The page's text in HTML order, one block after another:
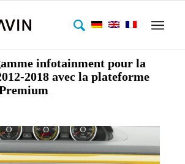
infotainment pour la
2018 avec la plateforme